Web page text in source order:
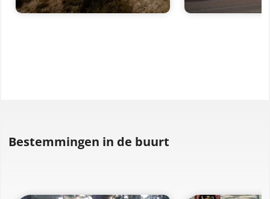
Bestemmingen in de buurt